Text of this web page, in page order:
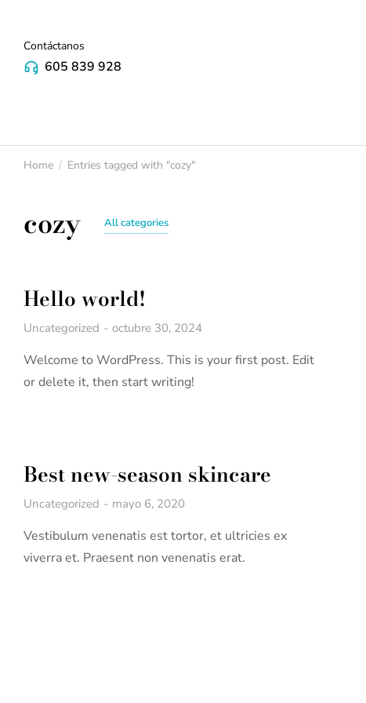
Contáctanos
605 839 928
You are here:
Home Entries tagged with "cozy"
cozy All categories
Hello world!
Uncategorized octubre 30, 2024
Welcome to WordPress. This is your first post. Edit
or delete it, then start writing!
Best new-season skincare
Uncategorized mayo 6, 2020
Vestibulum venenatis est tortor, et ultricies ex
viverra et. Praesent non venenatis erat.